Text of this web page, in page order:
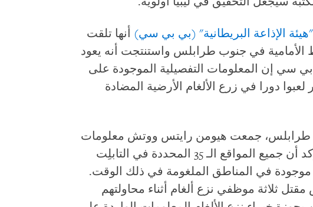
الإذاعة البريطانية" (بي بي سي) أنها تلقت
في جنوب طرابلس واستنتجت أنه يعود
سي إن المعلومات التفصيلية الموجودة على
دورا في زرع الألغام الأرضية المضادة
طرابلس، جمعت هيومن رايتس ووتش معلومات
من منظمات مكافحة الألغام تؤكد أن جميع المواقع الـ 35 المحددة في التابلِت
موجودة في المناطق الملغومة في ذلك الوقت.
ثلاثة موظفي نزع ألغام أثناء محاولتهم